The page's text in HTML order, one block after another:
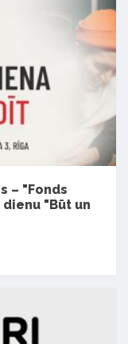
– "Fonds
"Būt un